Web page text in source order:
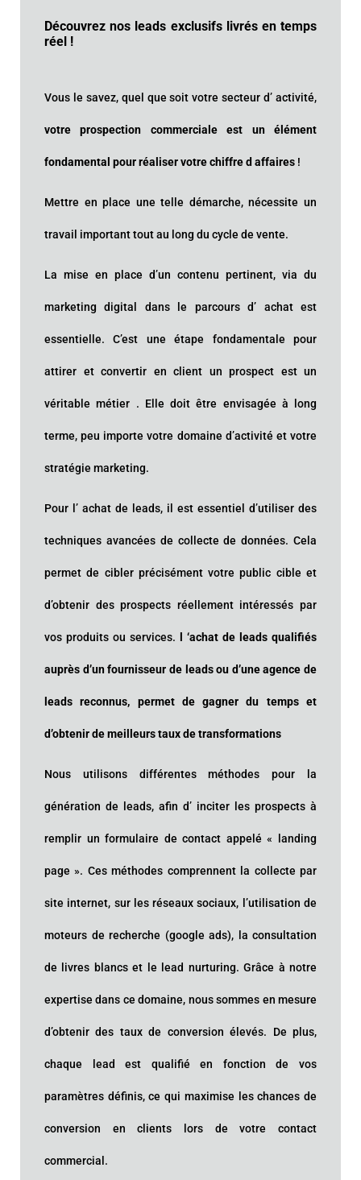
Découvrez nos leads exclusifs livrés en temps
réel !
Vous le savez, quel que soit votre secteur d’ activité,
votre prospection commerciale est un élément
fondamental pour réaliser votre chiffre d affaires !
Mettre en place une telle démarche, nécessite un
travail important tout au long du cycle de vente.
La mise en place d’un contenu pertinent, via du
marketing digital dans le parcours d’ achat est
essentielle. C’est une étape fondamentale pour
attirer et convertir en client un prospect est un
véritable métier . Elle doit être envisagée à long
terme, peu importe votre domaine d’activité et votre
stratégie marketing.
Pour l’ achat de leads, il est essentiel d’utiliser des
techniques avancées de collecte de données. Cela
permet de cibler précisément votre public cible et
d’obtenir des prospects réellement intéressés par
vos produits ou services. l ‘achat de leads qualifiés
auprès d’un fournisseur de leads ou d’une agence de
leads reconnus, permet de gagner du temps et
d’obtenir de meilleurs taux de transformations
Nous utilisons différentes méthodes pour la
génération de leads, afin d’ inciter les prospects à
remplir un formulaire de contact appelé « landing
page ». Ces méthodes comprennent la collecte par
site internet, sur les réseaux sociaux, l’utilisation de
moteurs de recherche (google ads), la consultation
de livres blancs et le lead nurturing. Grâce à notre
expertise dans ce domaine, nous sommes en mesure
d’obtenir des taux de conversion élevés. De plus,
chaque lead est qualifié en fonction de vos
paramètres définis, ce qui maximise les chances de
conversion en clients lors de votre contact
commercial.